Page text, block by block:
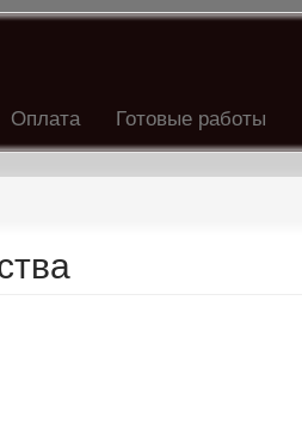
Оплата Готовые работы